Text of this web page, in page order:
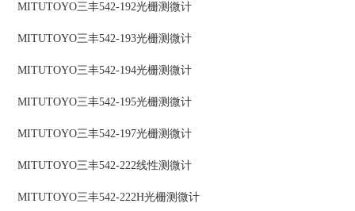
MITUTOYO三丰542-192光栅测微计
MITUTOYO三丰542-193光栅测微计
MITUTOYO三丰542-194光栅测微计
MITUTOYO三丰542-195光栅测微计
MITUTOYO三丰542-197光栅测微计
MITUTOYO三丰542-222线性测微计
MITUTOYO三丰542-222H光栅测微计